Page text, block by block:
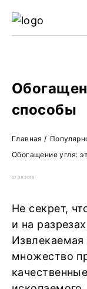
способы
Главная /
Обогащение угля:
07.08.2019
Не секрет,
и на
множество